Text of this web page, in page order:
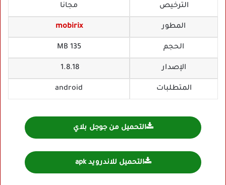
الترخيص مجانا
المطور mobirix
الحجم 135 MB
الإصدار 1.8.18
المتطلبات android
التحميل من جوجل بلاي
التحميل للاندرويد apk